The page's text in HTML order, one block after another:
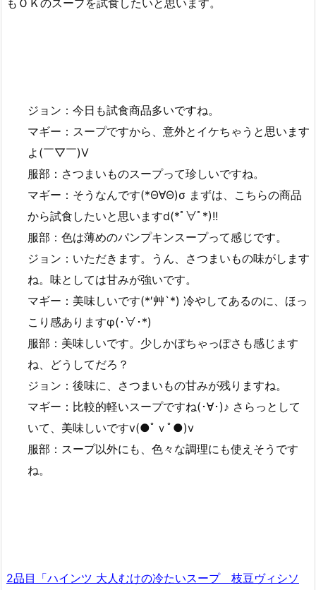
もＯＫのスープを試食したいと思います。
ジョン：今日も試食商品多いですね。
マギー：スープですから、意外とイケちゃうと思います
よ(￣▽￣)V
服部：さつまいものスープって珍しいですね。
マギー：そうなんです(*Θ∀Θ)σ まずは、こちらの商品
から試食したいと思いますd(*ﾟ∀ﾟ*)!!
服部：色は薄めのパンプキンスープって感じです。
ジョン：いただきます。うん、さつまいもの味がします
ね。味としては甘みが強いです。
マギー：美味しいです(*′艸`*) 冷やしてあるのに、ほっ
こり感ありますφ(･∀･*)
服部：美味しいです。少しかぼちゃっぽさも感じます
ね、どうしてだろ？
ジョン：後味に、さつまいもの甘みが残りますね。
マギー：比較的軽いスープですね(･∀･)♪ さらっとして
いて、美味しいですv(●ﾟｖﾟ●)v
服部：スープ以外にも、色々な調理にも使えそうです
ね。
2品目「ハインツ 大人むけの冷たいスープ 枝豆ヴィシソ